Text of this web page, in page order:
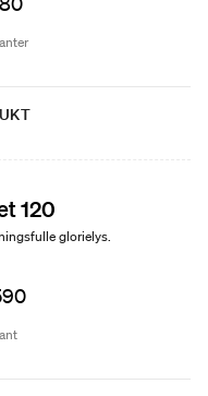
120
glorielys.